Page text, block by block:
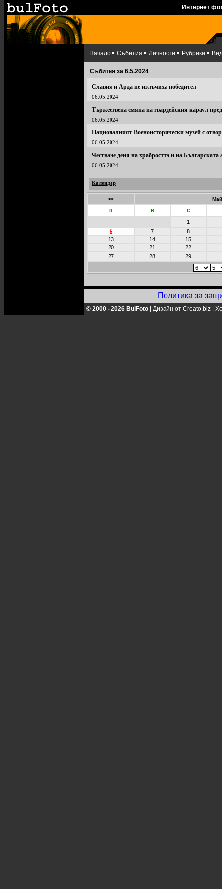
Интернет
Начало Събития Личности Рубрики
Събития за 6.5.2024
Славия и Арда не излъчиха победител
06.05.2024
Тържествена смяна на гвардейския караул
06.05.2024
Националният Военоисторически музей с
06.05.2024
Честване деня на храбростта и на
06.05.2024
Календар
<<
П В С
1
6 7
8
13
14 15
20
21 22
27
28 29
Политика за
© 2000 - 2026 BulFoto Дизайн от Creato.biz